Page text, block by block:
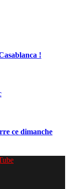
!
ce dimanche